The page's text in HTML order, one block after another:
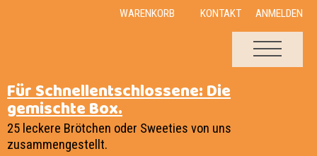
WARENKORB KONTAKT ANMELDEN
Für Schnellentschlossene: Die
gemischte Box.
25 leckere Brötchen oder Sweeties von uns
zusammengestellt.